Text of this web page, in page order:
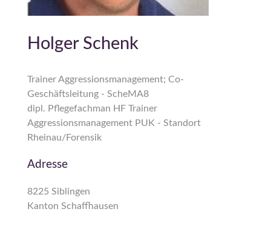
Holger Schenk
Trainer Aggressionsmanagement; Co-
Geschäftsleitung - ScheMA8
dipl. Pflegefachman HF Trainer
Aggressionsmanagement PUK - Standort
Rheinau/Forensik
Adresse
8225 Siblingen
Kanton Schaffhausen